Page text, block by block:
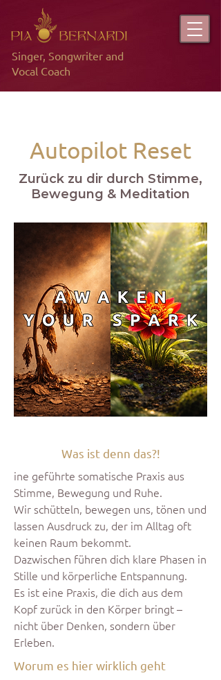
Singer, Songwriter and
Vocal Coach
Autopilot Reset
Zurück zu dir durch Stimme,
Bewegung & Meditation
Was ist denn das?!
ine geführte somatische Praxis aus
Stimme, Bewegung und Ruhe.
Wir schütteln, bewegen uns, tönen und
lassen Ausdruck zu, der im Alltag oft
keinen Raum bekommt.
Dazwischen führen dich klare Phasen in
Stille und körperliche Entspannung.
Es ist eine Praxis, die dich aus dem
Kopf zurück in den Körper bringt –
nicht über Denken, sondern über
Erleben.
Worum es hier wirklich geht